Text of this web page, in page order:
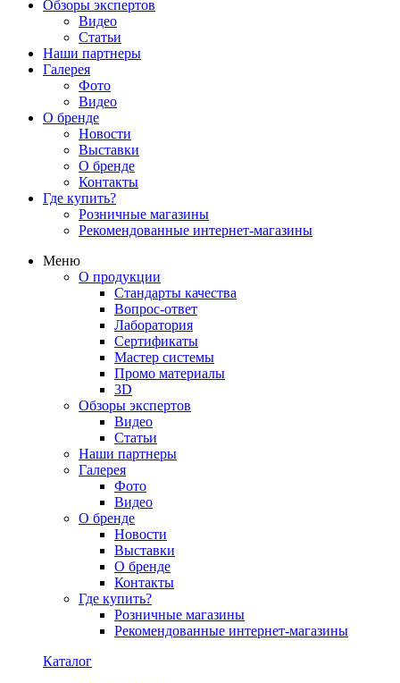
Обзоры экспертов
Видео
Статьи
Наши партнеры
Галерея
Фото
Видео
О бренде
Новости
Выставки
О бренде
Контакты
Где купить?
Розничные магазины
Рекомендованные интернет-магазины
Меню
О продукции
Стандарты качества
Вопрос-ответ
Лаборатория
Сертификаты
Мастер системы
Промо материалы
3D
Обзоры экспертов
Видео
Статьи
Наши партнеры
Галерея
Фото
Видео
О бренде
Новости
Выставки
О бренде
Контакты
Где купить?
Розничные магазины
Рекомендованные интернет-магазины
Каталог